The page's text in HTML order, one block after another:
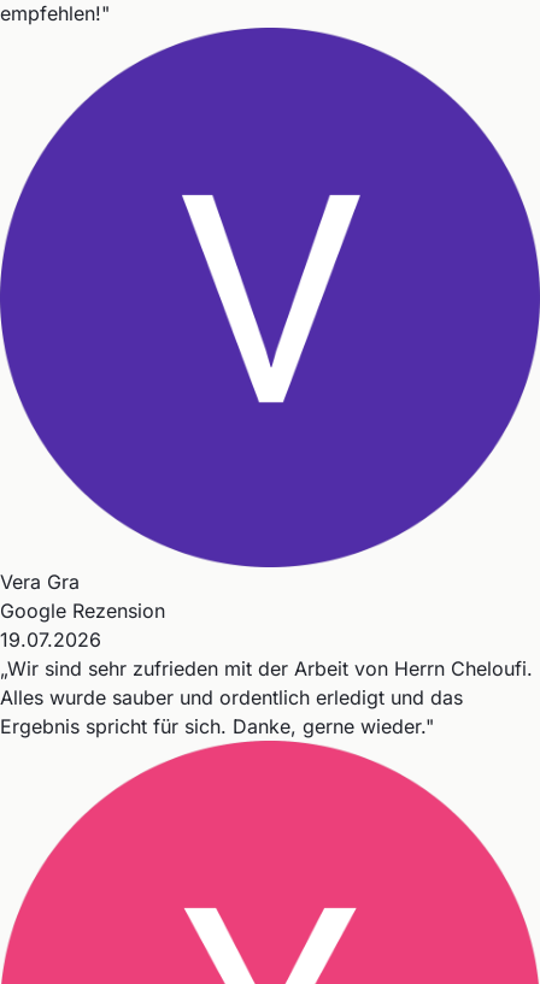
empfehlen!"
Vera Gra
Google Rezension
19.07.2026
„Wir sind sehr zufrieden mit der Arbeit von Herrn Cheloufi.
Alles wurde sauber und ordentlich erledigt und das
Ergebnis spricht für sich. Danke, gerne wieder."